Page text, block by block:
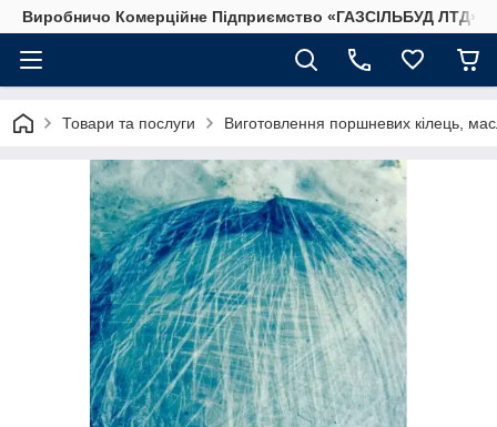
Виробничо Комерційне Підприємство «ГАЗСIЛЬБУД ЛТД»
Товари та послуги Виготовлення поршневих кілець,